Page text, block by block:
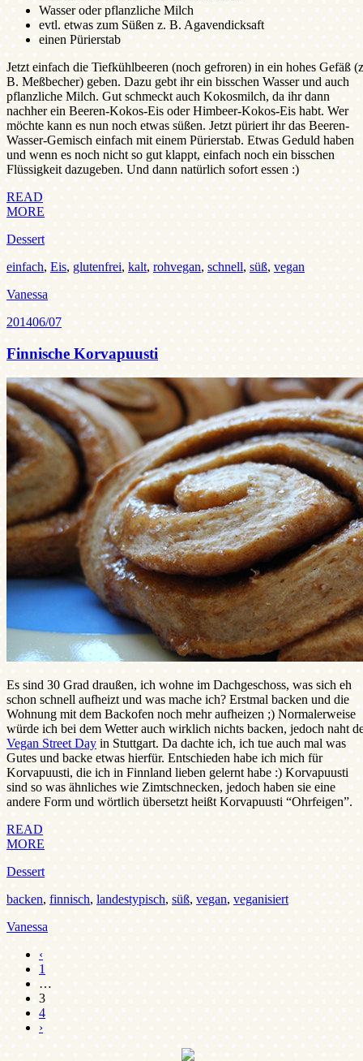
Wasser oder pflanzliche Milch
evtl. etwas zum Süßen z. B. Agavendicksaft
einen Pürierstab
Jetzt einfach die Tiefkühlbeeren (noch gefroren) in ein hohes Gefäß
B. Meßbecher) geben. Dazu gebt ihr ein bisschen Wasser und auch
pflanzliche Milch. Gut schmeckt auch Kokosmilch, da ihr dann
nachher ein Beeren-Kokos-Eis oder Himbeer-Kokos-Eis habt. Wer
möchte kann es nun noch etwas süßen. Jetzt püriert ihr das Beeren-
Wasser-Gemisch einfach mit einem Pürierstab. Etwas Geduld haben
und wenn es noch nicht so gut klappt, einfach noch ein bisschen
Flüssigkeit dazugeben. Und dann natürlich sofort essen :)
READ
MORE
Dessert
einfach, Eis, glutenfrei, kalt, rohvegan, schnell, süß, vegan
Vanessa
201406/07
Finnische Korvapuusti
Es sind 30 Grad draußen, ich wohne im Dachgeschoss, was sich eh
schon schnell aufheizt und was mache ich? Erstmal backen und die
Wohnung mit dem Backofen noch mehr aufheizen ;) Normalerweise
würde ich bei dem Wetter auch wirklich nichts backen, jedoch naht
Vegan Street Day in Stuttgart. Da dachte ich, ich tue auch mal was
Gutes und backe etwas hierfür. Entschieden habe ich mich für
Korvapuusti, die ich in Finnland lieben gelernt habe :) Korvapuusti
sind so was ähnliches wie Zimtschnecken, jedoch haben sie eine
andere Form und wörtlich übersetzt heißt Korvapuusti “Ohrfeigen”.
READ
MORE
Dessert
backen, finnisch, landestypisch, süß, vegan, veganisiert
Vanessa
‹
1
…
3
4
›